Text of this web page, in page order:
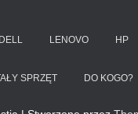
DELL LENOVO HP
SPRZĘT DO KOGO?